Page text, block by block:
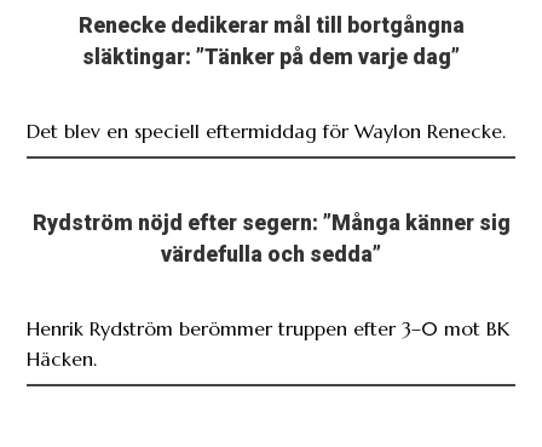
Renecke dedikerar mål till bortgångna
släktingar: ”Tänker på dem varje dag”
Det blev en speciell eftermiddag för Waylon Renecke.
Rydström nöjd efter segern: ”Många känner sig
värdefulla och sedda”
Henrik Rydström berömmer truppen efter 3–0 mot BK
Häcken.